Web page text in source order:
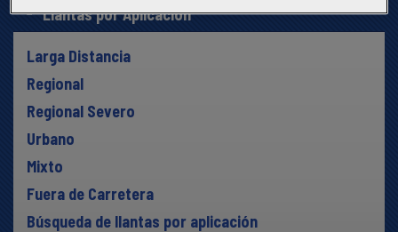
Llantas por Aplicación
Larga Distancia
Regional
Regional Severo
Urbano
Mixto
Fuera de Carretera
Búsqueda de llantas por aplicación